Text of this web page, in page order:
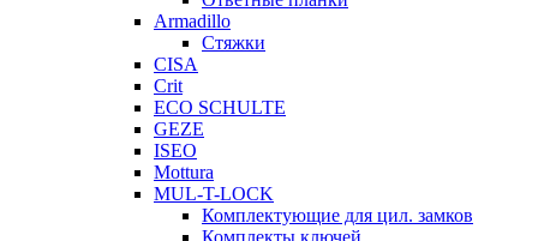
Armadillo
Стяжки
CISA
Crit
ECO SCHULTE
GEZE
ISEO
Mottura
MUL-T-LOCK
Комплектующие для цил. замков
Комплекты ключей